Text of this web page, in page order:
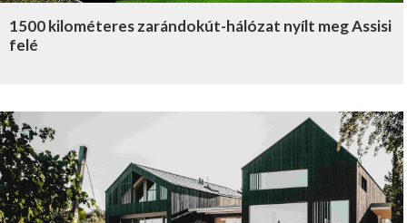
1500 kilométeres zarándokút-hálózat nyílt meg Assisi
felé